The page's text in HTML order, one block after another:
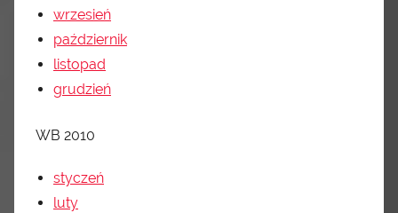
wrzesień
październik
listopad
grudzień
WB 2010
styczeń
luty